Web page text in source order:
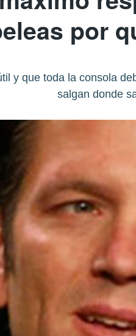
por
y que toda la consola
salgan donde